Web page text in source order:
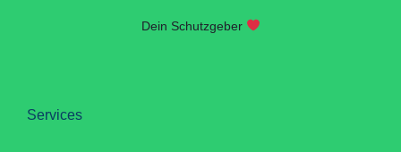
Dein Schutzgeber
Services